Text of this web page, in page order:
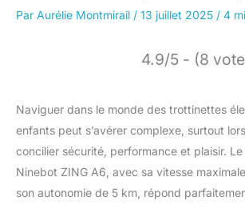
Par Aurélie Montmirail / 13 juillet 2025 / 4
4.9/5 - (8
Naviguer dans le monde des trottinettes
enfants peut s’avérer complexe, surtout
concilier sécurité, performance et plaisir.
Ninebot ZING A6, avec sa vitesse
son autonomie de 5 km, répond